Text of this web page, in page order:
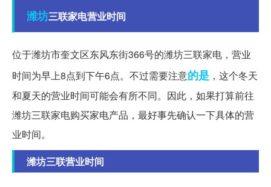
潍坊三联家电营业时间
位于潍坊市奎文区东风东街366号的潍坊三联家电，营业
时间为早上8点到下午6点。不过需要注意的是 ，这个冬天
和夏天的营业时间可能会有所不同。因此，如果打算前往
潍坊三联家电购买家电产品，最好事先确认一下具体的营
业时间。
潍坊三联营业时间